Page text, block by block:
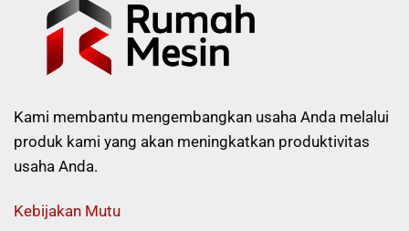
Kami membantu mengembangkan usaha Anda melalui
produk kami yang akan meningkatkan produktivitas
usaha Anda.
Kebijakan Mutu